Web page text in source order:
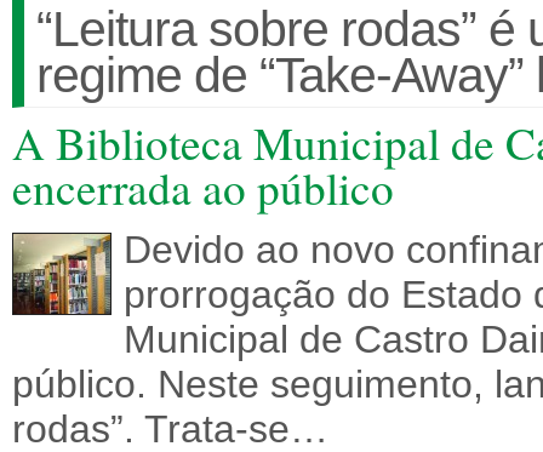
“Leitura sobre rodas”
regime de “Take-Away”
A Biblioteca Municipal de
encerrada ao público
Devido ao novo
prorrogação do Estado
Municipal de Castro
público. Neste seguimento,
rodas”. Trata-se…